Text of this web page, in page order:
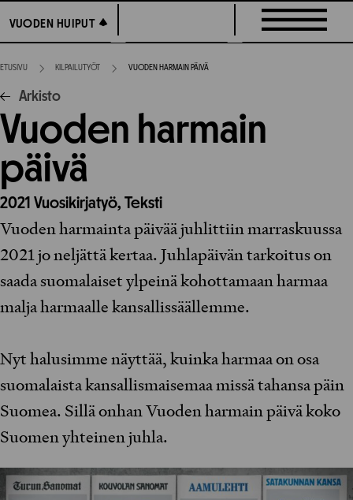
suoraan
sisältöön
VUODEN HUIPUT
VUODEN HUIPUT
ETUSIVU KILPAILUTYÖT VUODEN HARMAIN PÄIVÄ
Arkisto
Vuoden harmain
päivä
2021 Vuosikirjatyö, Teksti
Vuoden harmainta päivää juhlittiin marraskuussa
2021 jo neljättä kertaa. Juhlapäivän tarkoitus on
saada suomalaiset ylpeinä kohottamaan harmaa
malja harmaalle kansallissäällemme.
Nyt halusimme näyttää, kuinka harmaa on osa
suomalaista kansallismaisemaa missä tahansa päin
Suomea. Sillä onhan Vuoden harmain päivä koko
Suomen yhteinen juhla.